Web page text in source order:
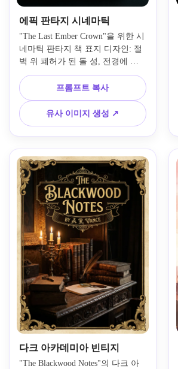
에픽 판타지 시네마틱
"The Last Ember Crown"을 위한 시
네마틱 판타지 책 표지 디자인: 절
벽 위 폐허가 된 돌 성, 전경에 빛
나는 고대 검, 폭풍구름 속 황금-파
란 빛, 풍부한 질감, 극적인 깊이
감, 중심 구성, 고급 엠보싱 효과,
제목 및 저자 타이포그래피 영역
확보.
프롬프트 복사
유사 이미지 생성 ↗
다크 아카데미아 빈티지
"The Blackwood Notes"의 다크 아